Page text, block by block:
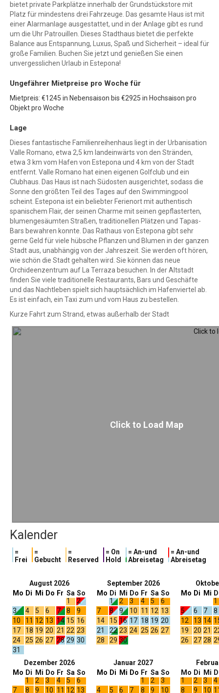
bietet private Parkplätze innerhalb der Grundstückstore mit
Platz für mindestens drei Fahrzeuge. Das gesamte Haus ist mit
einer Alarmanlage ausgestattet, und in der Anlage gibt es rund
um die Uhr Patrouillen. Dieses Stadthaus bietet die perfekte
Balance aus Entspannung, Luxus, Spaß und Sicherheit – ideal für
große Familien. Buchen Sie jetzt und genießen Sie einen
unvergesslichen Urlaub in Estepona!
Ungefährer Mietpreise pro Woche für
Mietpreis: €1245 in Nebensaison bis €2925 in Hochsaison pro
Objekt pro Woche
Lage
Dieses fantastische Familienreihenhaus liegt in der Urbanisation
Valle Romano, etwa 2,5 km landeinwärts von den Stränden,
etwa 3 km vom Hafen von Estepona und 4 km von der Stadt
entfernt. Valle Romano hat einen eigenen Golfclub und ein
Clubhaus. Das Haus ist nach Südosten ausgerichtet, sodass die
Sonne den größten Teil des Tages auf den Swimmingpool
scheint. Estepona ist ein beliebter Ferienort mit authentisch
spanischem Flair, der seinen Charme mit seinen gepflasterten,
blumengesäumten Straßen, traditionellen Plätzen und Tapas-
Bars bewahren konnte. Das Rathaus von Estepona gibt sehr
gerne Geld für viele hübsche Pflanzen und Blumen in der ganzen
Stadt aus, unabhängig von der Jahreszeit. Sie werden oft hören,
wie schön die Stadt gehalten wird. Sie können das neue
Orchideenzentrum auf La Terraza besuchen. In der Altstadt
finden Sie viele traditionelle Restaurants, Bars und Geschäfte
und das Nachtleben spielt sich hauptsächlich im Hafenviertel ab.
Es ist einfach, ein Taxi zum und vom Haus zu bestellen.
Kurze Fahrt zum Strand, etwas außerhalb der Stadt
Click to Load Map
Kalender
=
Frei
=
Gebucht
=
Reserved
= On
Hold
= An-und
Abreisetag
= An-und
Abreisetag
August 2026
Mo Di Mi Do Fr Sa
1
So
2
3
4 5 6 7 8
9
10
11 12 13 14 15 16
17
18 19 20 21 22 23
24
25 26 27 28 29 30
31
September 2026
Mo Di
1
Mi
2
Do
3
Fr
4
Sa
5
So
6
7
8 9 10 11 12 13
14
15 16 17 18 19 20
21
22 23 24 25 26 27
28
29 30
Mo Di Mi
1
5
6 7
8
12
13 14
19
20 21
26
27 28
Dezember 2026
Mo Di
1
Mi
2
Do
3
Fr
4
Sa
5
So
6
7
8 9 10 11 12 13
Januar 2027
Mo Di Mi Do Fr
1
Sa
2
So
3
4
5 6 7 8 9 10
Mo
1
Di
2
Mi
3
4
8
9 10